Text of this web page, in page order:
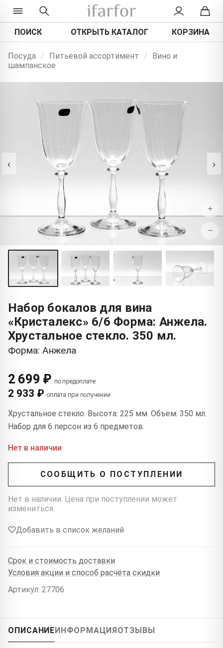
ПОИСК ОТКРЫТЬ КАТАЛОГ КОРЗИНА
Посуда / Питьевой ассортимент /
Вино и
шампанское
‹ ›
+
−
Набор бокалов для вина
«Кристалекс» 6/6 Форма: Анжела.
Хрустальное стекло. 350 мл.
Форма: Анжела
2 699 ₽ по предоплате
2 933 ₽ оплата при получении
Хрустальное стекло. Высота: 225 мм. Объем: 350 мл.
Набор для 6 персон из 6 предметов.
Нет в наличии
СООБЩИТЬ О ПОСТУПЛЕНИИ
Нет в наличии. Цена при поступлении может
измениться.
Добавить в список желаний
Срок и стоимость доставки
Условия акции и способ расчёта скидки
Артикул: 27706
ОПИСАНИЕИНФОРМАЦИЯОТЗЫВЫ